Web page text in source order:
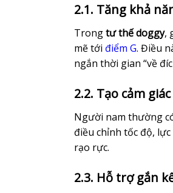
2.1. Tăng khả
Trongtư thế doggy,
mẽ tới điểm G. Điều
ngắn thời gian “về
2.2. Tạo cảm
Người nam thường
điều chỉnh tốc độ,
rạo rực.
2.3. Hỗ trợ gắn